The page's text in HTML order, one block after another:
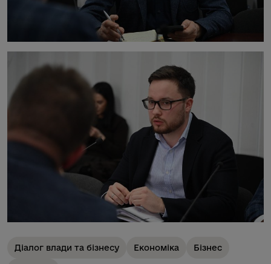
Діалог влади та бізнесу Економіка Бізнес